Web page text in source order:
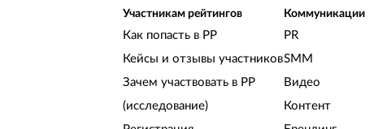
Участникам рейтингов
Как попасть в РР
Кейсы и отзывы участников
Зачем участвовать в РР
(исследование)
Коммуникации
PR
SMM
Видео
Контент